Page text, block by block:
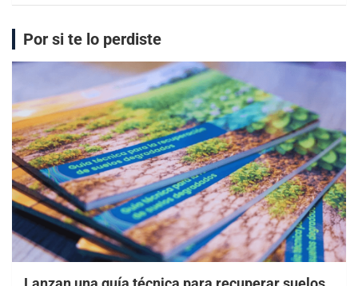
Por si te lo perdiste